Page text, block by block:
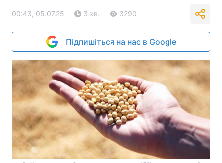
00:43, 05.07.25 3 хв. 3290
Підпишіться на нас в Google